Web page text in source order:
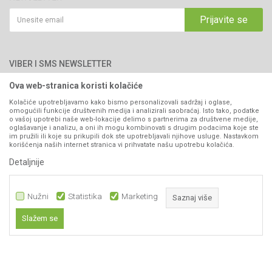
066/44-99-00
Saradnja
Kontakt
Kako kupiti
Isporuka
Pravo na odustajanje
Reklamacije
Povraćaj sredstava
Zamjena artikala
Plaćanje karticama
Prijavite se
VIBER I SMS NEWSLETTER
PRATITE NAS
Ova web-stranica koristi kolačiće
Kolačiće upotrebljavamo kako bismo personalizovali sadržaj i oglase,
omogućili funkcije društvenih medija i analizirali saobraćaj. Isto tako, podatke
o vašoj upotrebi naše web-lokacije delimo s partnerima za društvene medije,
oglašavanje i analizu, a oni ih mogu kombinovati s drugim podacima koje ste
im pružili ili koje su prikupili dok ste upotrebljavali njihove usluge. Nastavkom
korišćenja naših internet stranica vi prihvatate našu upotrebu kolačića.
Detaljnije
Nužni Statistika Marketing Saznaj više
Slažem se